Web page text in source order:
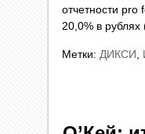
отчетности pro
20,0% в
Метки: ДИКСИ